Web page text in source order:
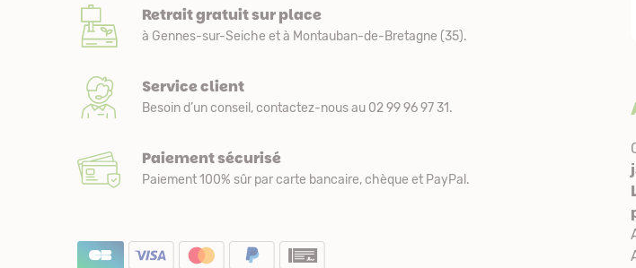
Retrait gratuit sur place
à Gennes-sur-Seiche et à Montauban-de-Bretagne (35).
Service client
Besoin d’un conseil, contactez-nous au 02 99 96 97 31.
Paiement sécurisé
Paiement 100% sûr par carte bancaire, chèque et PayPal.